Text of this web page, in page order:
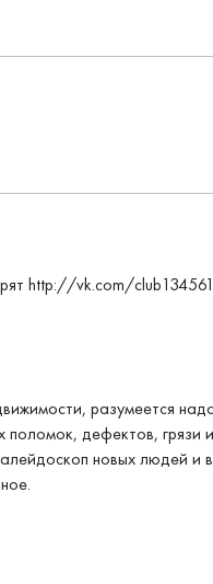
http://vk.com/
разумеется
поломок, дефектов,
новых людей и